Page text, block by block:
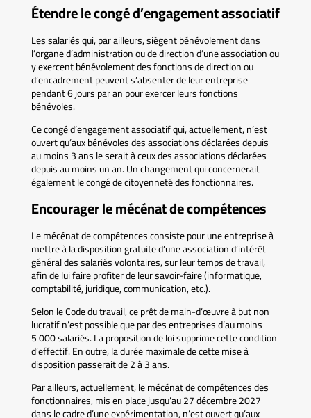
Étendre le congé d’engagement associatif
Les salariés qui, par ailleurs, siègent bénévolement dans
l’organe d’administration ou de direction d’une association ou
y exercent bénévolement des fonctions de direction ou
d’encadrement peuvent s’absenter de leur entreprise
pendant 6 jours par an pour exercer leurs fonctions
bénévoles.
Ce congé d’engagement associatif qui, actuellement, n’est
ouvert qu’aux bénévoles des associations déclarées depuis
au moins 3 ans le serait à ceux des associations déclarées
depuis au moins un an. Un changement qui concernerait
également le congé de citoyenneté des fonctionnaires.
Encourager le mécénat de compétences
Le mécénat de compétences consiste pour une entreprise à
mettre à la disposition gratuite d’une association d’intérêt
général des salariés volontaires, sur leur temps de travail,
afin de lui faire profiter de leur savoir-faire (informatique,
comptabilité, juridique, communication, etc.).
Selon le Code du travail, ce prêt de main-d’œuvre à but non
lucratif n’est possible que par des entreprises d’au moins
5 000 salariés. La proposition de loi supprime cette condition
d’effectif. En outre, la durée maximale de cette mise à
disposition passerait de 2 à 3 ans.
Par ailleurs, actuellement, le mécénat de compétences des
fonctionnaires, mis en place jusqu’au 27 décembre 2027
dans le cadre d’une expérimentation, n’est ouvert qu’aux